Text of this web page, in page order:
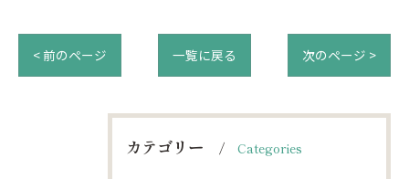
< 前のページ 一覧に戻る 次のページ >
カテゴリー Categories